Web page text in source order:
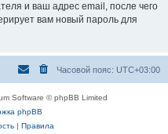
и ваш адрес email, после чего
вам новый пароль для
Часовой пояс: UTC+03:00
Software © phpBB Limited
phpBB
| Правила